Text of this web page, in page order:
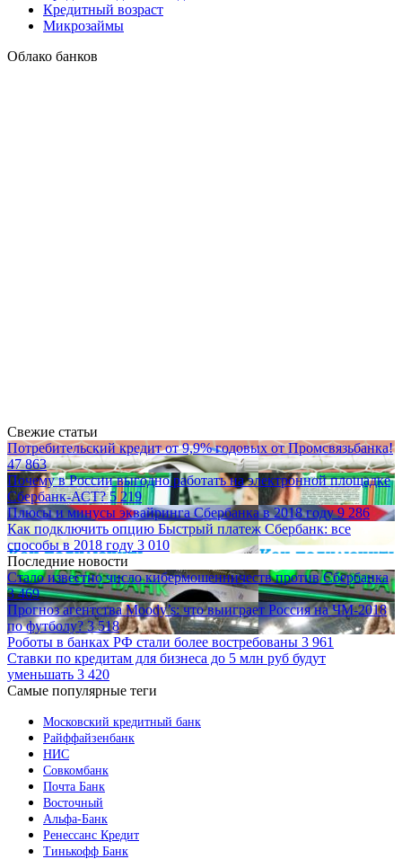
Кредитный возраст
Микрозаймы
Облако банков
Свежие статьи
Потребительский кредит от 9,9% годовых от Промсвязьбанка!
47 863
Почему в России выгодно работать на электронной площадке
Сбербанк-АСТ?5 219
Плюсы и минусы эквайринга Сбербанка в 2018 году9 286
Как подключить опцию Быстрый платеж Сбербанк: все
способы в 2018 году 3 010
Последние новости
Стало известно число кибермошенничеств против Сбербанка
3 469
Прогноз агентства Moody’s: что выиграет Россия на ЧМ-2018
по футболу?3 518
Роботы в банках РФ стали более востребованы 3 961
Ставки по кредитам для бизнеса до 5 млн руб будут
уменьшать 3 420
Самые популярные теги
Московский кредитный банк
Райффайзенбанк
НИС
Совкомбанк
Почта Банк
Восточный
Альфа-Банк
Ренессанс Кредит
Тинькофф Банк